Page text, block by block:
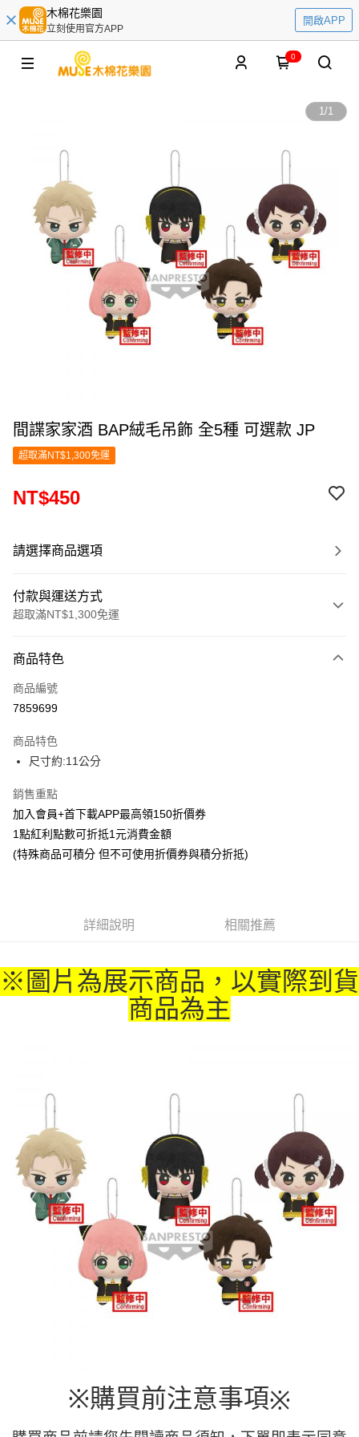
木棉花樂園
立刻使用官方APP
開啟APP
0
1/1
間諜家家酒 BAP絨毛吊飾 全5種 可選款 JP
超取滿NT$1,300免運
NT$450
請選擇商品選項
付款與運送方式
超取滿NT$1,300免運
信用卡一次付款
超商取貨付款
Apple Pay
悠遊付
Google Pay
ATM付款
付款後全家取貨
每筆NT$65，滿NT$1,300(含以上)免運費
7-11取貨付款
每筆NT$65，滿NT$1,300(含以上)免運費
付款後7-11取貨
每筆NT$65，滿NT$1,300(含以上)免運費
宅配-木棉花樂園專用
每筆NT$100，滿NT$1,300(含以上)免運費
宅配-離島(澎湖/金門/馬祖)-木棉花樂園專用
黑貓宅配-貨到付款
商品特色
商品編號
7859699
商品特色
尺寸約:11公分
銷售重點
加入會員+首下載APP最高領150折價券
1點紅利點數可折抵1元消費金額
(特殊商品可積分 但不可使用折價券與積分折抵)
詳細說明 相關推薦
※圖片為展示商品，以實際到貨
商品為主
※購買前注意事項※